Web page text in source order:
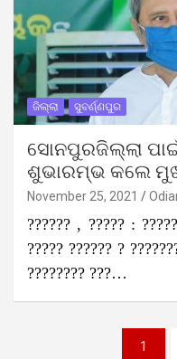
ଜିଲ୍ଲା ସୁବର୍ଣ୍ଣପୁର
ସୋନପୁରଜିଲ୍ଲା
ଶୁଭାରମ୍ଭ କଲେ
November 25, 2021
?????? , ????? :
????? ?????? ?
???????? ???…
1